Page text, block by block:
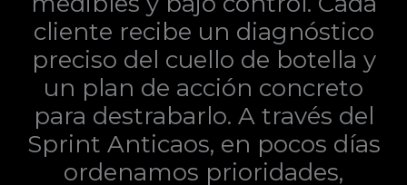
cliente recibe un diagnóstico
preciso del cuello de botella y
un plan de acción concreto
para destrabarlo. A través del
Sprint Anticaos, en pocos días
ordenamos prioridades,